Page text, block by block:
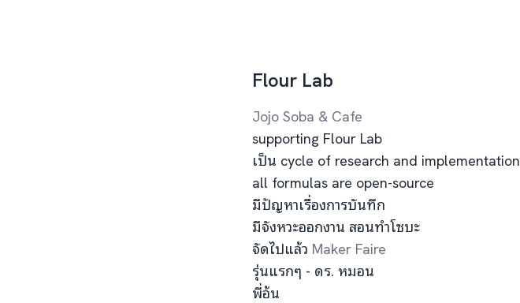
Flour Lab
Jojo Soba & Cafe
supporting Flour Lab
เป็น cycle of research and implementation
all formulas are open-source
มีปัญหาเรื่องการบันทึก
มีจังหวะออกงาน สอนทำโซบะ
จัดไปแล้ว Maker Faire
รุ่นแรกๆ - ดร. หมอน
พี่อ้น